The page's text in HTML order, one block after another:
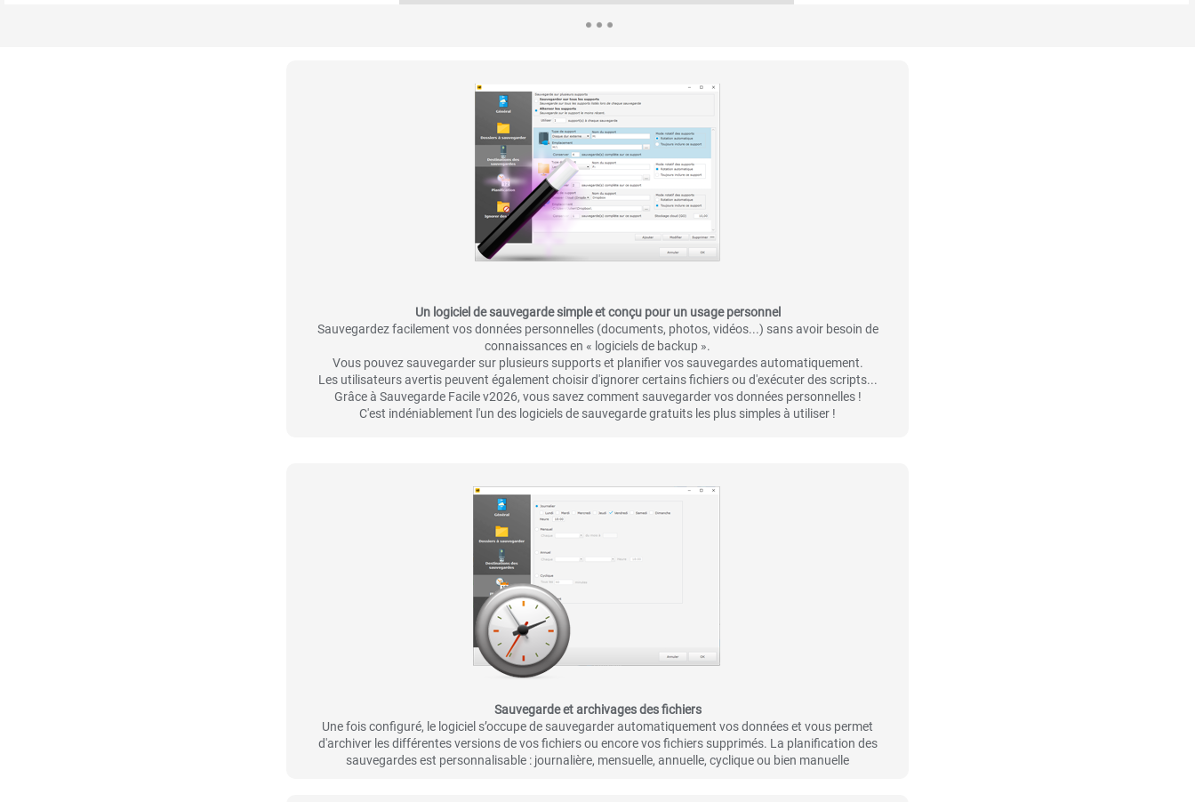
Un logiciel de sauvegarde simple et conçu pour un usage personnel
Sauvegardez facilement vos données personnelles (documents, photos, vidéos...) sans avoir besoin de
connaissances en « logiciels de backup ».
Vous pouvez sauvegarder sur plusieurs supports et planifier vos sauvegardes automatiquement.
Les utilisateurs avertis peuvent également choisir d'ignorer certains fichiers ou d'exécuter des scripts...
Grâce à Sauvegarde Facile v2026, vous savez comment sauvegarder vos données personnelles !
C'est indéniablement l'un des logiciels de sauvegarde gratuits les plus simples à utiliser !
Sauvegarde et archivages des fichiers
Une fois configuré, le logiciel s’occupe de sauvegarder automatiquement vos données et vous permet
d'archiver les différentes versions de vos fichiers ou encore vos fichiers supprimés. La planification des
sauvegardes est personnalisable : journalière, mensuelle, annuelle, cyclique ou bien manuelle